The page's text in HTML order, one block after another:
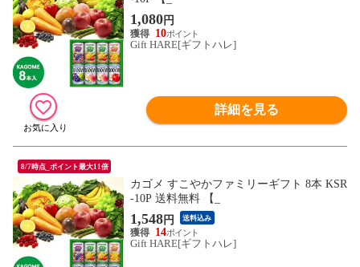
1,080円
10
Gift HARE[ギフトハレ]
詳細を見る
8/7時点_ポイント最大11倍
カゴメ すこやかファミリーギフト 8本 KSR
-10P 送料無料 【_
1,548円 送料込み
14
Gift HARE[ギフトハレ]